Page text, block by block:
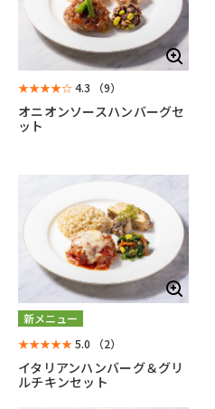
★★★★☆4.3 （9）
オニオンソースハンバーグセ
ット
新メニュー
★★★★★5.0 （2）
イタリアンハンバーグ＆グリ
ルチキンセット